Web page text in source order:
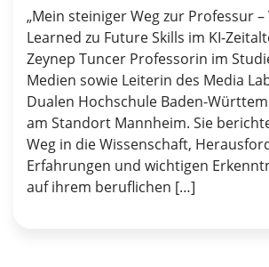
„Mein steiniger Weg zur Professur –
Learned zu Future Skills im KI-
Zeynep Tuncer Professorin im
Medien sowie Leiterin des Media
Dualen Hochschule Baden-
am Standort Mannheim. Sie
Weg in die Wissenschaft,
Erfahrungen und wichtigen
auf ihrem beruflichen […]